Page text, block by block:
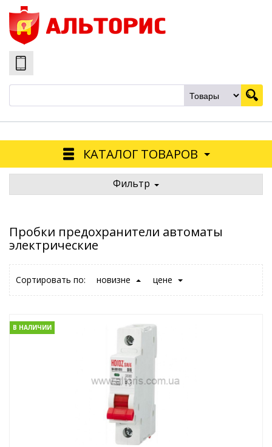
КАТАЛОГ ТОВАРОВ
Фильтр
Пробки предохранители автоматы
электрические
Сортировать по: новизне цене
В НАЛИЧИИ